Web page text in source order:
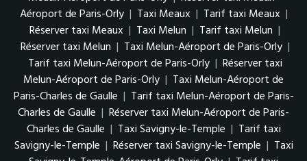
Aéroport de Paris-Orly | Taxi Meaux | Tarif taxi Meaux |
Réserver taxi Meaux | Taxi Melun | Tarif taxi Melun |
Réserver taxi Melun | Taxi Melun-Aéroport de Paris-Orly |
Tarif taxi Melun-Aéroport de Paris-Orly | Réserver taxi
Melun-Aéroport de Paris-Orly | Taxi Melun-Aéroport de
Paris-Charles de Gaulle | Tarif taxi Melun-Aéroport de Paris-
Charles de Gaulle | Réserver taxi Melun-Aéroport de Paris-
Charles de Gaulle | Taxi Savigny-le-Temple | Tarif taxi
Savigny-le-Temple | Réserver taxi Savigny-le-Temple | Taxi